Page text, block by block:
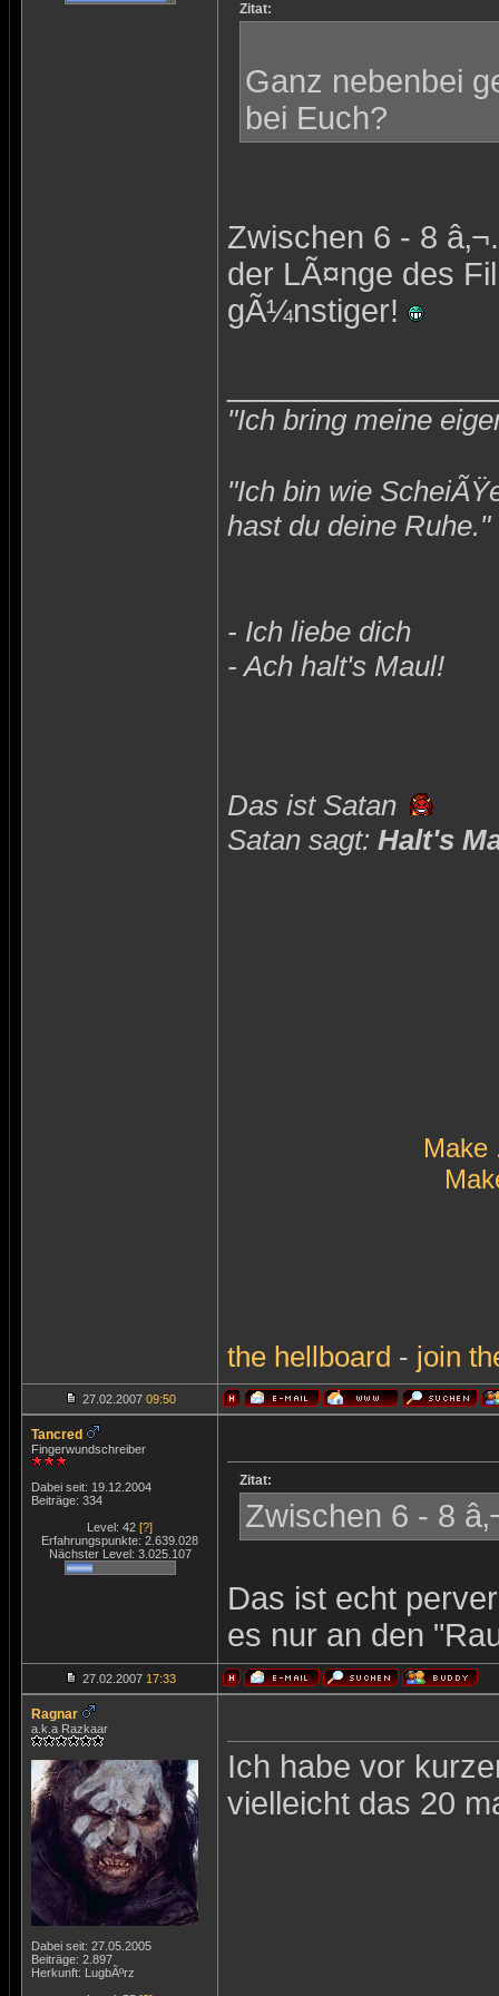
Zitat:
Ganz nebenbei
bei Euch?
Zwischen 6 - 8
der LÃ¤nge des
gÃ¼nstiger!
"Ich bring meine
"Ich bin wie
hast du deine
- Ich liebe dich
- Ach halt's Maul!
Das ist Satan
Satan sagt: Halt's
Make
the hellboard - join
27.02.2007 09:50
Tancred
Fingerwundschreiber
Dabei seit: 19.12.2004
Beiträge: 334
Level: 42 [?]
Erfahrungspunkte: 2.639.028
Nächster Level: 3.025.107
Zitat:
Zwischen 6 - 8
Das ist echt
es nur an den
27.02.2007 17:33
Ragnar
a.k.a Razkaar
Dabei seit: 27.05.2005
Beiträge: 2.897
Herkunft: LugbÃºrz
Ich habe vor
vielleicht das 20